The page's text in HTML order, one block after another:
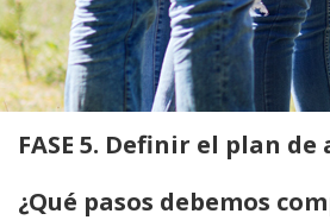
FASE 5. Definir el plan
¿Qué pasos debemos